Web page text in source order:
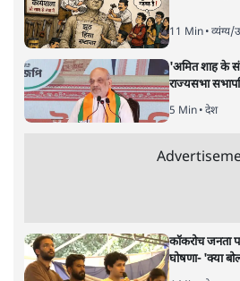
की आलोचनात्मक पड़ताल।
केंद्रीय वित्तमंत्री निर्मला सीतारमण द्वारा
2026—27 का केंद्रीय बजट बीजेपी और
द्वारा साल 2014 में जारी घोषणा पत्र
है। बजट में अधिकांश योजनाओं का
होना है। इसी तरह रोजगार संवर्धन के
के विस्तार एवं उनके लिए टूरिस्ट गाइड